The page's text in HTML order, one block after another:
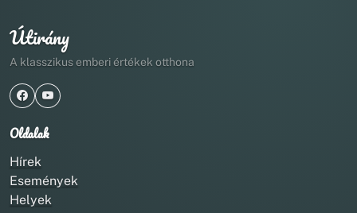
Útirány
A klasszikus emberi értékek otthona
Oldalak
Hírek
Események
Helyek